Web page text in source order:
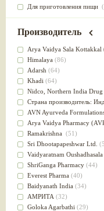
Для приготовления пищи
от инфекций мочеполовой
для суставов
Лечит опухоли и отеки
Для медитации
выводит токсины
Для здоровья печени
Для тела(39)
для очищения крови(38)
При диабете(38)
Антиоксидант(37)
Для Капха(Кафа) доши
От паразитов(37)
При расстройстве желудка
Успокоительное(36)
Для глаз(34)
от геморроя(34)
Противовоспалительное
Для Питта доши(32)
Производитель
Arya Vaidya Sala Kottakkal
Himalaya (86)
Adarsh (64)
Khadi (64)
Nidсo, Northern India Drug
Страна производитель:
AVN Ayurveda
Arya Vaidya Pharmacy
Ramakrishna (51)
Sri Dhootapapeshwar Ltd.
Vaidyaratnam Oushadhasala
ShriGanga Pharmacy (44)
Everest Pharma (40)
Baidyanath India (34)
АМРИТА (32)
Goloka Agarbathi (29)